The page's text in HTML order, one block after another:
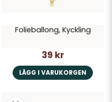
Folieballong, Kyckling
39 kr
LÄGG I VARUKORGEN